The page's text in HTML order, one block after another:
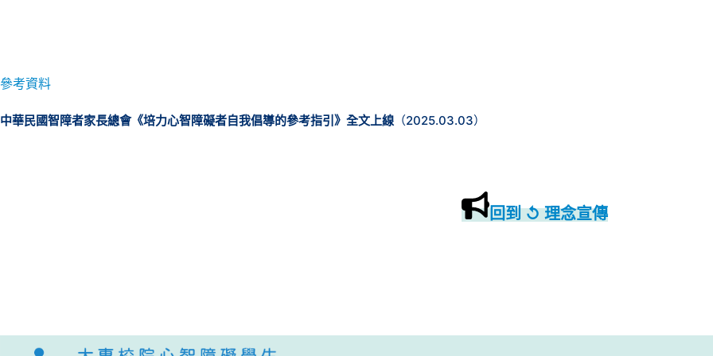
參考資料
中華民國智障者家長總會《培力心智障礙者自我倡導的參考指引》全文上線 （2025.03.03）
回到 ↺ 理念宣傳